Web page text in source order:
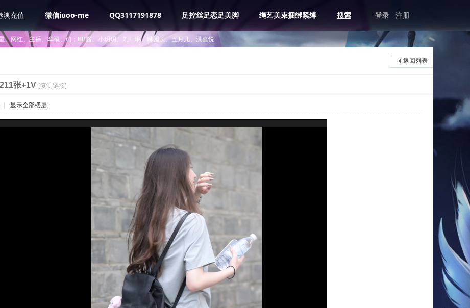
澳充值 微信iuoo-me QQ3117191878 足控丝足恋足美脚 绳艺美束捆绑紧缚 搜索 登录 注册
、网红、主播、车模、CJ；BB酱、小玥玥、刘一琳、琳园长、五月儿、洪嘉悦
返回列表
张+1V [复制链接]
| 显示全部楼层